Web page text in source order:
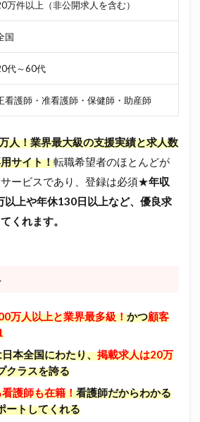
万件以上（非公開求人を含む）
国
代～60代
看護師・准看護師・保健師・助産師
人！業界最大級の支援実績と求人数
サイト！転職希望者のほとんどが
ービスであり、登録は必須★年収
上や年休130日以上など、優良求
くれます。
万人以上と業界最多級！かつ顧客
本全国にわたり、掲載求人は20万
クラスを誇る
護師も在籍！看護師だからわかる
ートしてくれる